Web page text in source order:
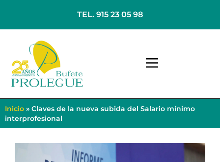
TEL. 915 23 05 98
Inicio » Claves de la nueva subida del Salario mínimo
interprofesional